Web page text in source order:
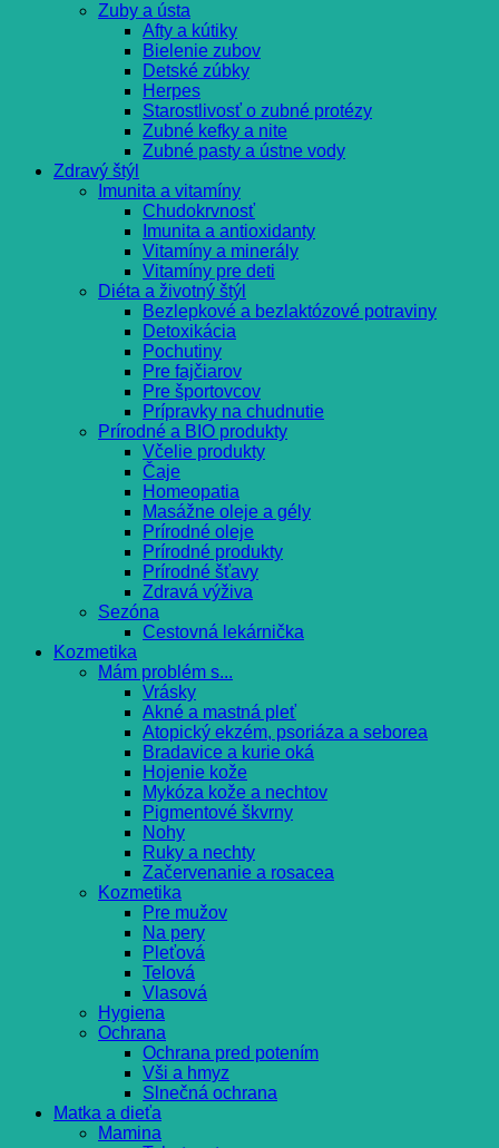
Zuby a ústa
Afty a kútiky
Bielenie zubov
Detské zúbky
Herpes
Starostlivosť o zubné protézy
Zubné kefky a nite
Zubné pasty a ústne vody
Zdravý štýl
Imunita a vitamíny
Chudokrvnosť
Imunita a antioxidanty
Vitamíny a minerály
Vitamíny pre deti
Diéta a životný štýl
Bezlepkové a bezlaktózové potraviny
Detoxikácia
Pochutiny
Pre fajčiarov
Pre športovcov
Prípravky na chudnutie
Prírodné a BIO produkty
Včelie produkty
Čaje
Homeopatia
Masážne oleje a gély
Prírodné oleje
Prírodné produkty
Prírodné šťavy
Zdravá výživa
Sezóna
Cestovná lekárnička
Kozmetika
Mám problém s...
Vrásky
Akné a mastná pleť
Atopický ekzém, psoriáza a seborea
Bradavice a kurie oká
Hojenie kože
Mykóza kože a nechtov
Pigmentové škvrny
Nohy
Ruky a nechty
Začervenanie a rosacea
Kozmetika
Pre mužov
Na pery
Pleťová
Telová
Vlasová
Hygiena
Ochrana
Ochrana pred potením
Vši a hmyz
Slnečná ochrana
Matka a dieťa
Mamina